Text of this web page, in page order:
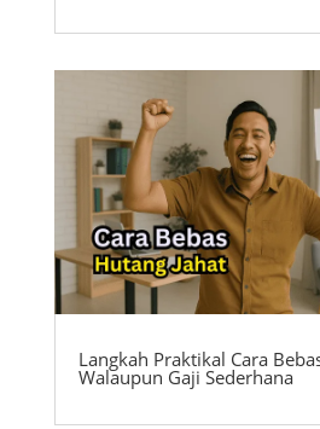
Langkah Praktikal Cara
Walaupun Gaji Sederhana